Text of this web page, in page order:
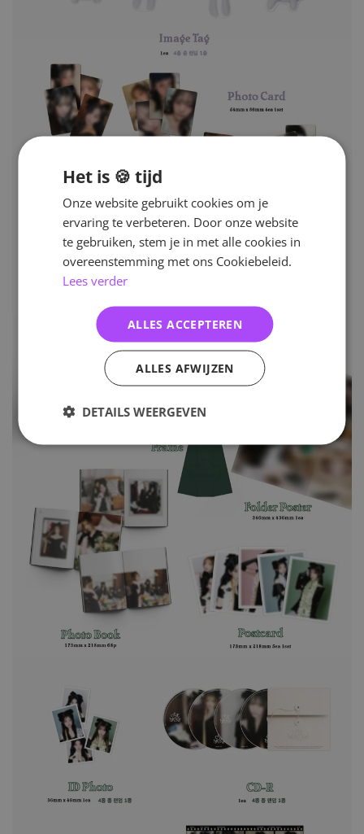
Het is 🍪 tijd
Onze website gebruikt cookies om je
ervaring te verbeteren. Door onze website
te gebruiken, stem je in met alle cookies in
overeenstemming met ons Cookiebeleid.
Lees verder
ALLES ACCEPTEREN
ALLES AFWIJZEN
DETAILS WEERGEVEN